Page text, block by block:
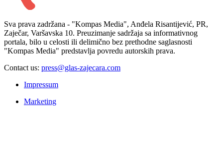
Sva prava zadržana - "Kompas Media", Anđela Risantijević, PR,
Zaječar, Varšavska 10. Preuzimanje sadržaja sa informativnog
portala, bilo u celosti ili delimično bez prethodne saglasnosti
"Kompas Media" predstavlja povredu autorskih prava.
Contact us: press@glas-zajecara.com
Impressum
Marketing